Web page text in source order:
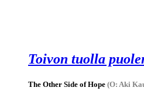
Toivon tuolla
The Other Side of Hope (O: Aki